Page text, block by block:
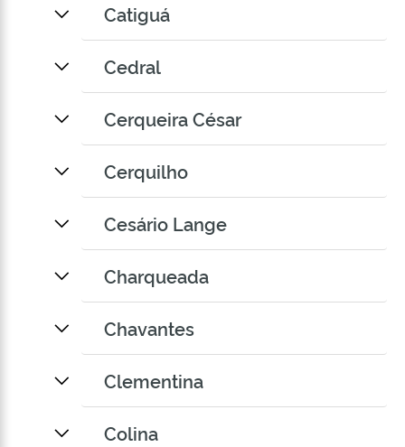
Catiguá
Cedral
Cerqueira César
Cerquilho
Cesário Lange
Charqueada
Chavantes
Clementina
Colina